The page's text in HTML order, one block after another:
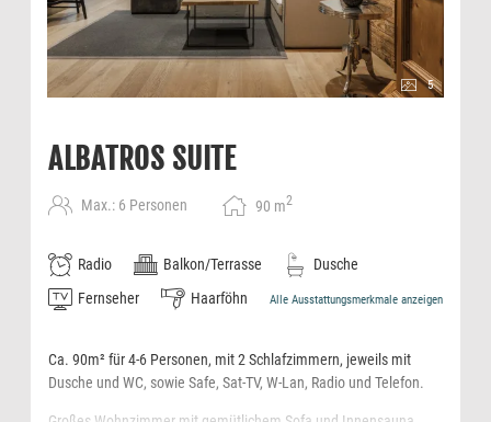
5
ALBATROS SUITE
Max.: 6 Personen 90 m2
Radio Balkon/Terrasse
Dusche
Fernseher
Haarföhn Alle Ausstattungsmerkmale anzeigen
Ca. 90m² für 4-6 Personen, mit 2 Schlafzimmern, jeweils mit
Dusche und WC, sowie Safe, Sat-TV, W-Lan, Radio und Telefon.